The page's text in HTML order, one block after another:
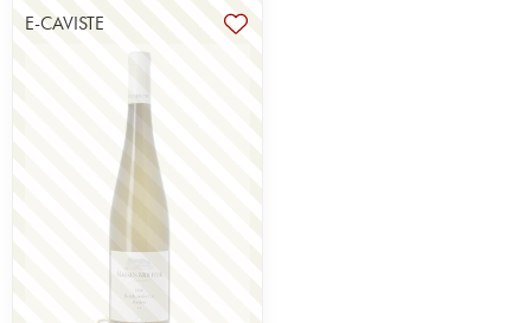
E-CAVISTE